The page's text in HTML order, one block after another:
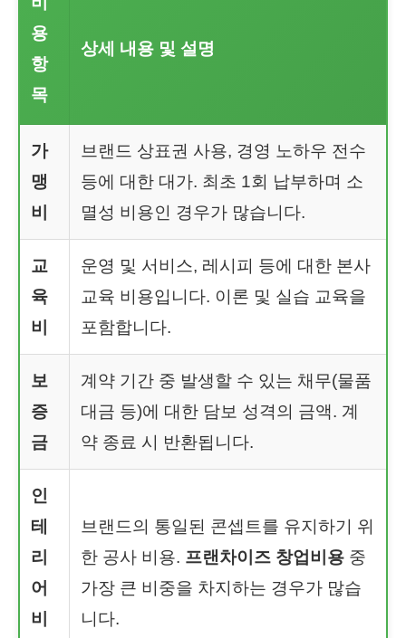
용
항
목
상세 내용 및 설명
가
맹
비
브랜드 상표권 사용, 경영 노하우 전수
등에 대한 대가. 최초 1회 납부하며 소
멸성 비용인 경우가 많습니다.
교
육
비
운영 및 서비스, 레시피 등에 대한 본사
교육 비용입니다. 이론 및 실습 교육을
포함합니다.
보
증
금
계약 기간 중 발생할 수 있는 채무(물품
대금 등)에 대한 담보 성격의 금액. 계
약 종료 시 반환됩니다.
인
테
리
어
비
브랜드의 통일된 콘셉트를 유지하기 위
한 공사 비용. 프랜차이즈 창업비용 중
가장 큰 비중을 차지하는 경우가 많습
니다.